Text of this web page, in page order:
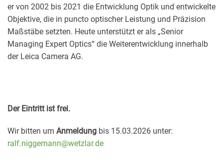
er von 2002 bis 2021 die Entwicklung Optik und entwickelte
Objektive, die in puncto optischer Leistung und Präzision
Maßstäbe setzten. Heute unterstützt er als „Senior
Managing Expert Optics“ die Weiterentwicklung innerhalb
der Leica Camera AG.
Der Eintritt ist frei.
Wir bitten um Anmeldung bis 15.03.2026 unter:
ralf.niggemann@wetzlar.de